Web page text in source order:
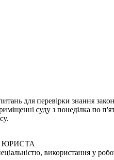
для перевірки знання
суду з понеділка по
використання у